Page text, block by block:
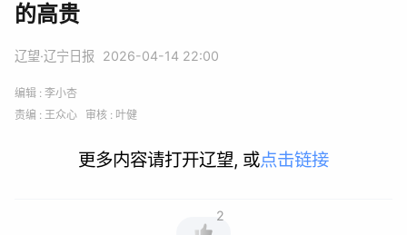
的高贵
辽望·辽宁日报 2026-04-14 22:00
编辑 : 李小杏
责编 : 王众心 审核 : 叶健
更多内容请打开辽望, 或点击链接
2